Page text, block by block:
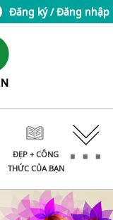
Đăng ký / Đăng nhập
ĐẸP + CÔNG
THỨC CỦA BẠN